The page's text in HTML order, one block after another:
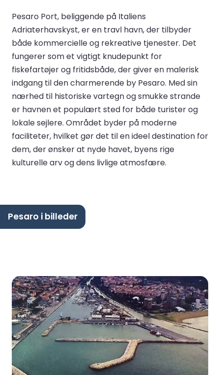
Pesaro Port, beliggende på Italiens
Adriaterhavskyst, er en travl havn, der tilbyder
både kommercielle og rekreative tjenester. Det
fungerer som et vigtigt knudepunkt for
fiskefartøjer og fritidsbåde, der giver en malerisk
indgang til den charmerende by Pesaro. Med sin
nærhed til historiske vartegn og smukke strande
er havnen et populært sted for både turister og
lokale sejlere. Området byder på moderne
faciliteter, hvilket gør det til en ideel destination for
dem, der ønsker at nyde havet, byens rige
kulturelle arv og dens livlige atmosfære.
Pesaro i billeder